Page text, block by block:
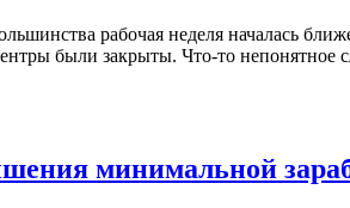
рабочая неделя началась
были закрыты. Что-то
минимальной